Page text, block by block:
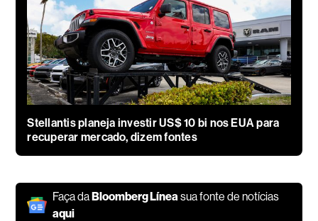
Stellantis planeja investir US$ 10 bi nos EUA para
recuperar mercado, dizem fontes
Faça daBloomberg Línea sua fonte de notícias
aqui